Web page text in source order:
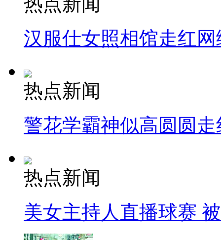
汉服仕女照相馆走红网
热点新闻
警花学霸神似高圆圆走
热点新闻
美女主持人直播球赛